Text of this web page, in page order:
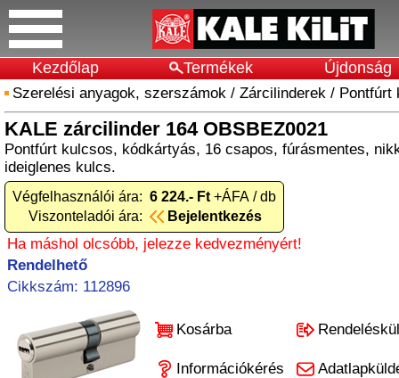
Kezdőlap Termékek Újdonság
Szerelési anyagok, szerszámok / Zárcilinderek / Pontfúrt
KALE zárcilinder 164 OBSBEZ0021
Pontfúrt kulcsos, kódkártyás, 16 csapos, fúrásmentes,
ideiglenes kulcs.
Végfelhasználói ára: 6 224.- Ft +ÁFA / db
Viszonteladói ára:
Bejelentkezés
Ha máshol olcsóbb, jelezze kedvezményért!
Rendelhető
Cikkszám: 112896
Kosárba
Információkérés